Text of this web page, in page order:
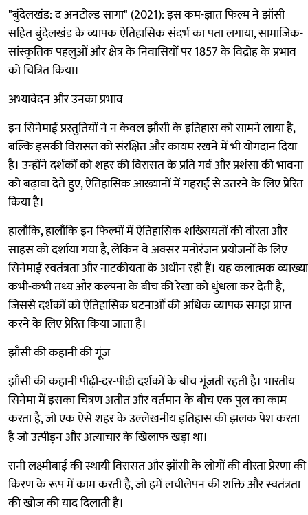
"बुंदेलखंड: द अनटोल्ड सागा" (2021): इस कम-ज्ञात फिल्म ने झाँसी
सहित बुंदेलखंड के व्यापक ऐतिहासिक संदर्भ का पता लगाया, सामाजिक-
सांस्कृतिक पहलुओं और क्षेत्र के निवासियों पर 1857 के विद्रोह के प्रभाव
को चित्रित किया।
अभ्यावेदन और उनका प्रभाव
इन सिनेमाई प्रस्तुतियों ने न केवल झाँसी के इतिहास को सामने लाया है,
बल्कि इसकी विरासत को संरक्षित और कायम रखने में भी योगदान दिया
है। उन्होंने दर्शकों को शहर की विरासत के प्रति गर्व और प्रशंसा की भावना
को बढ़ावा देते हुए, ऐतिहासिक आख्यानों में गहराई से उतरने के लिए प्रेरित
किया है।
हालाँकि, हालाँकि इन फिल्मों में ऐतिहासिक शख्सियतों की वीरता और
साहस को दर्शाया गया है, लेकिन वे अक्सर मनोरंजन प्रयोजनों के लिए
सिनेमाई स्वतंत्रता और नाटकीयता के अधीन रही हैं। यह कलात्मक व्याख्या
कभी-कभी तथ्य और कल्पना के बीच की रेखा को धुंधला कर देती है,
जिससे दर्शकों को ऐतिहासिक घटनाओं की अधिक व्यापक समझ प्राप्त
करने के लिए प्रेरित किया जाता है।
झाँसी की कहानी की गूंज
झाँसी की कहानी पीढ़ी-दर-पीढ़ी दर्शकों के बीच गूंजती रहती है। भारतीय
सिनेमा में इसका चित्रण अतीत और वर्तमान के बीच एक पुल का काम
करता है, जो एक ऐसे शहर के उल्लेखनीय इतिहास की झलक पेश करता
है जो उत्पीड़न और अत्याचार के खिलाफ खड़ा था।
रानी लक्ष्मीबाई की स्थायी विरासत और झाँसी के लोगों की वीरता प्रेरणा की
किरण के रूप में काम करती है, जो हमें लचीलेपन की शक्ति और स्वतंत्रता
की खोज की याद दिलाती है।